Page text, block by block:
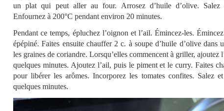
un plat qui peut aller au four. Arrosez d’huile d’olive. Salez
Enfournez à 200°C pendant environ 20 minutes.
Pendant ce temps, épluchez l’oignon et l’ail. Émincez-les.
épépiné. Faites ensuite chauffer 2 c. à soupe d’huile d’olive dans
les graines de coriandre. Lorsqu’elles commencent à griller, ajoutez
quelques minutes. Ajoutez l’ail, puis le piment et le curry. Faites
pour libérer les arômes. Incorporez les tomates confites. Salez
quelques minutes.